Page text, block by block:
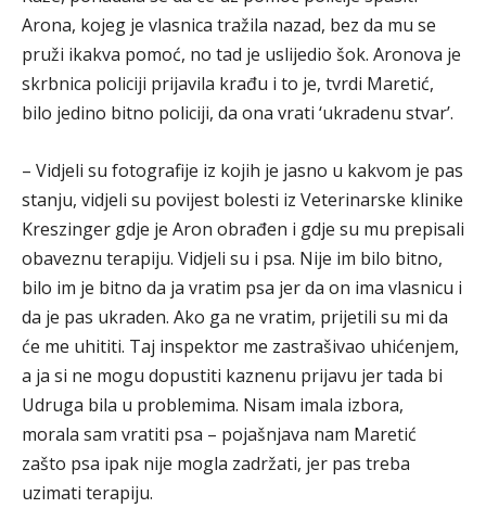
Arona, kojeg je vlasnica tražila nazad, bez da mu se
pruži ikakva pomoć, no tad je uslijedio šok. Aronova je
skrbnica policiji prijavila krađu i to je, tvrdi Maretić,
bilo jedino bitno policiji, da ona vrati ‘ukradenu stvar’.
– Vidjeli su fotografije iz kojih je jasno u kakvom je pas
stanju, vidjeli su povijest bolesti iz Veterinarske klinike
Kreszinger gdje je Aron obrađen i gdje su mu prepisali
obaveznu terapiju. Vidjeli su i psa. Nije im bilo bitno,
bilo im je bitno da ja vratim psa jer da on ima vlasnicu i
da je pas ukraden. Ako ga ne vratim, prijetili su mi da
će me uhititi. Taj inspektor me zastrašivao uhićenjem,
a ja si ne mogu dopustiti kaznenu prijavu jer tada bi
Udruga bila u problemima. Nisam imala izbora,
morala sam vratiti psa – pojašnjava nam Maretić
zašto psa ipak nije mogla zadržati, jer pas treba
uzimati terapiju.